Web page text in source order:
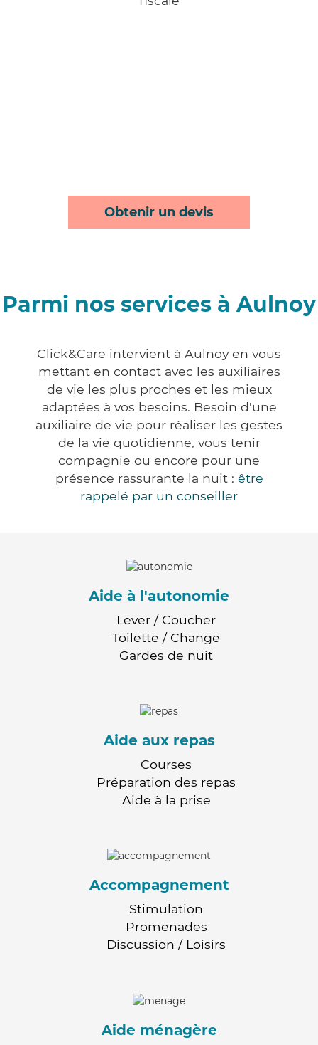
Obtenir un devis
Parmi nos services à Aulnoy
Click&Care intervient à Aulnoy en vous
mettant en contact avec les auxiliaires
de vie les plus proches et les mieux
adaptées à vos besoins. Besoin d'une
auxiliaire de vie pour réaliser les gestes
de la vie quotidienne, vous tenir
compagnie ou encore pour une
présence rassurante la nuit : être
rappelé par un conseiller
Aide à l'autonomie
Lever / Coucher
Toilette / Change
Gardes de nuit
Aide aux repas
Courses
Préparation des repas
Aide à la prise
Accompagnement
Stimulation
Promenades
Discussion / Loisirs
Aide ménagère